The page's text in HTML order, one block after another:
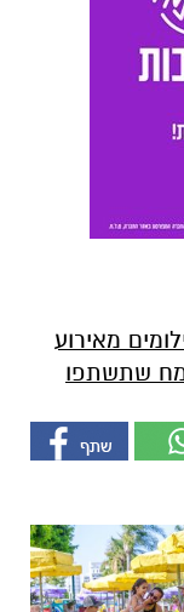
מאירוע
שתשתפו